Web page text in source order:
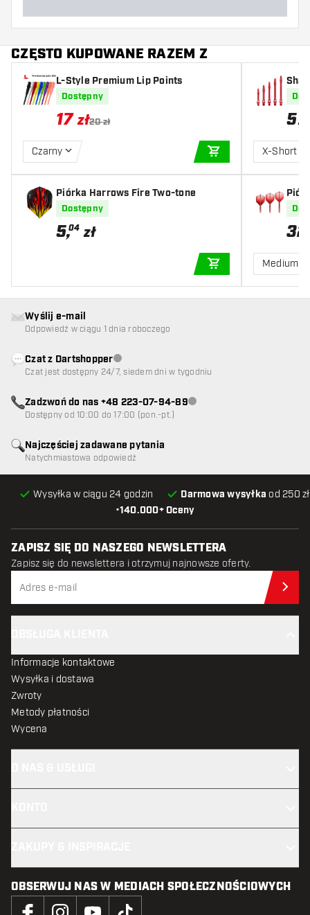
CZĘSTO KUPOWANE RAZEM Z
L-Style Premium Lip Points
Dostępny
17 zł20 zł
Czarny
DODAJ DO
Piórka Harrows Fire Two-tone
Dostępny
5,04 zł
DODAJ DO
5zł
X-Short
32
Medium
•140.000+ Oceny
Wysyłka w ciągu 24 godzin Darmowa wysyłka od 250
Najczęściej zadawane pytania
Natychmiastowa odpowiedź
Wyślij e-mail
Odpowiedź w ciągu 1 dnia roboczego
Czat z DartshopperObsługa klienta niedostępna
Czat jest dostępny 24/7, siedem dni w tygodniu
Zadzwoń do nas +48 223-07-94-89Obsługa klienta niedostępna
Dostępny od 10:00 do 17:00 (pon.-pt.)
ZAPISZ SIĘ DO NASZEGO NEWSLETTERA
Zapisz się do newslettera i otrzymuj najnowsze oferty.
Informacje kontaktowe
Wysyłka i dostawa
Zwroty
Metody płatności
Wycena
OBSERWUJ NAS W MEDIACH SPOŁECZNOŚCIOWYCH